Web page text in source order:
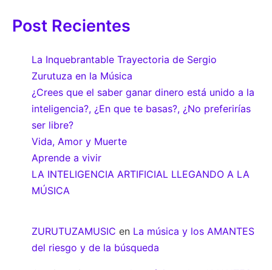
Post Recientes
La Inquebrantable Trayectoria de Sergio
Zurutuza en la Música
¿Crees que el saber ganar dinero está unido a la
inteligencia?, ¿En que te basas?, ¿No preferirías
ser libre?
Vida, Amor y Muerte
Aprende a vivir
LA INTELIGENCIA ARTIFICIAL LLEGANDO A LA
MÚSICA
ZURUTUZAMUSIC en La música y los AMANTES
del riesgo y de la búsqueda